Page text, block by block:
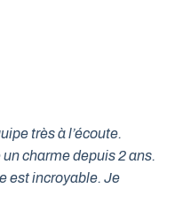
très à l’écoute.
charme depuis 2 ans.
est incroyable. Je